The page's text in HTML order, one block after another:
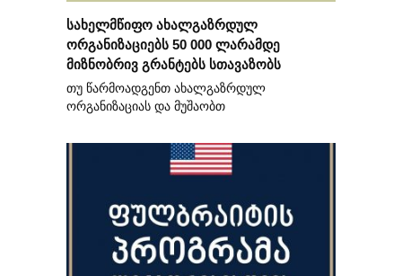
სახელმწიფო ახალგაზრდულ
ორგანიზაციებს 50 000 ლარამდე
მიზნობრივ გრანტებს სთავაზობს
თუ წარმოადგენთ ახალგაზრდულ
ორგანიზაციას და მუშაობთ